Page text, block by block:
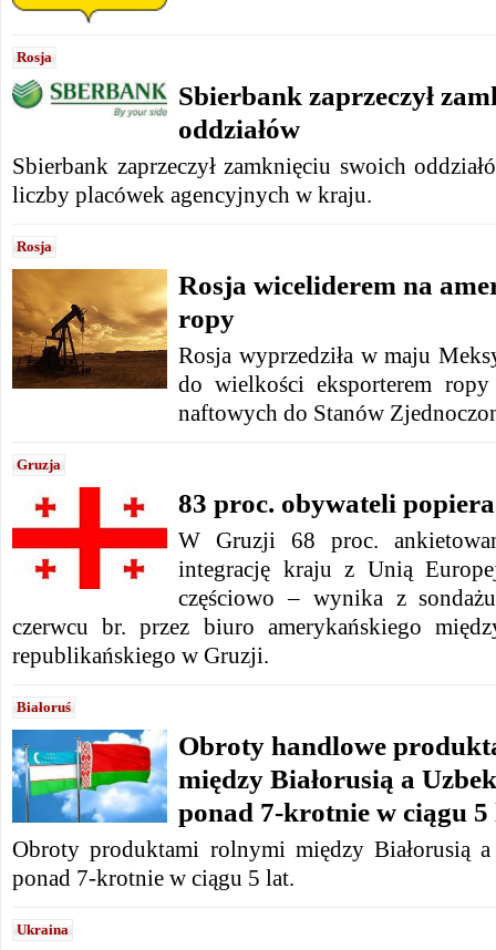
Rosja
Sbierbank zaprzeczył
oddziałów
Sbierbank zaprzeczył zamknięciu swoich
liczby placówek agencyjnych w kraju.
Rosja
Rosja wiceliderem na
ropy
Rosja wyprzedziła w maju
do wielkości eksporterem
naftowych do Stanów
Gruzja
83 proc. obywateli
W Gruzji 68 proc.
integrację kraju z Unią
częściowo – wynika z
czerwcu br. przez biuro amerykańskiego
republikańskiego w Gruzji.
Białoruś
Obroty handlowe
między Białorusią a
ponad 7-krotnie w ciągu 5
Obroty produktami rolnymi między Białorusią a
ponad 7-krotnie w ciągu 5 lat.
Ukraina